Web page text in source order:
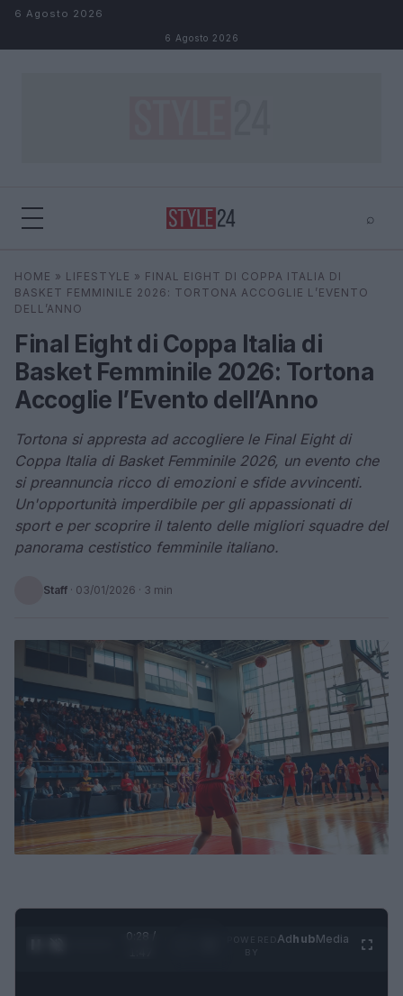
Salta al contenuto
6 Agosto 2026
6 Agosto 2026
⌕
Cerca ⌕
HOME » LIFESTYLE » FINAL EIGHT DI COPPA ITALIA DI
BASKET FEMMINILE 2026: TORTONA ACCOGLIE L’EVENTO
DELL’ANNO
Final Eight di Coppa Italia di
Basket Femminile 2026: Tortona
Accoglie l’Evento dell’Anno
Tortona si appresta ad accogliere le Final Eight di
Coppa Italia di Basket Femminile 2026, un evento che
si preannuncia ricco di emozioni e sfide avvincenti.
Un'opportunità imperdibile per gli appassionati di
sport e per scoprire il talento delle migliori squadre del
panorama cestistico femminile italiano.
Staff · 03/01/2026 · 3 min
0:29 /
AdhubMedia